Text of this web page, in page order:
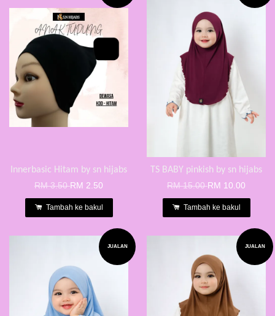
Innerbasic Hitam by sn hijabs
RM 3.50RM 2.50
Tambah ke bakul
TS BABY pinkish by sn hijabs
RM 15.00RM 10.00
Tambah ke bakul
JUALAN JUALAN